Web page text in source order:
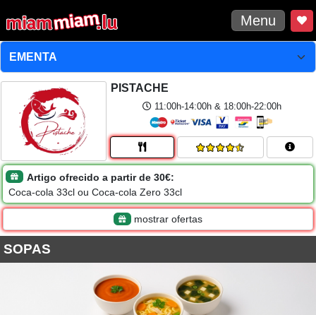
Menu
PISTACHE
11:00h-14:00h & 18:00h-22:00h
Artigo ofrecido a partir de 30€:
Coca-cola 33cl ou Coca-cola Zero 33cl
mostrar ofertas
SOPAS